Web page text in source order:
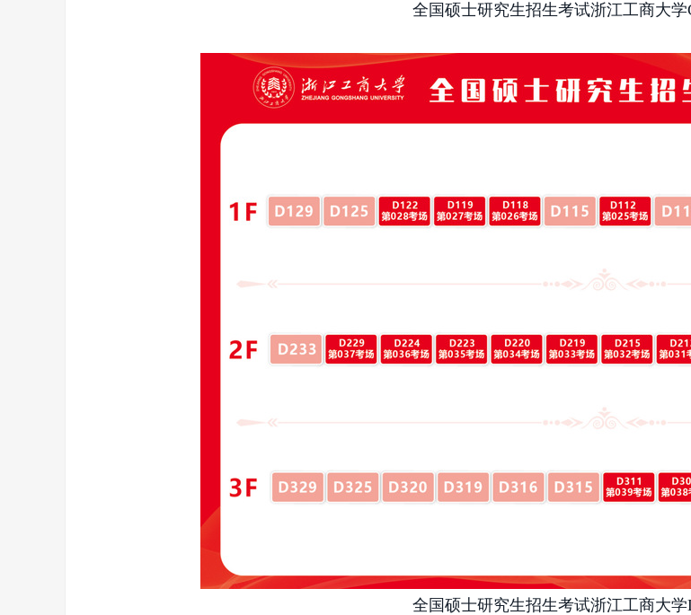
全国硕士研究生招生考试浙江工商大学
全国硕士研究生招生考试浙江工商大学